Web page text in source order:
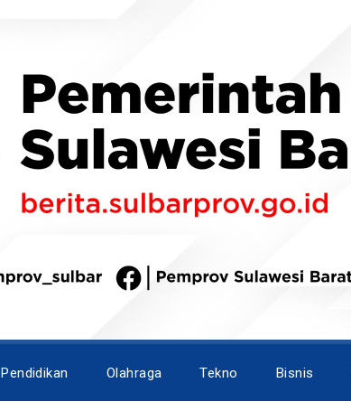
Pendidikan Olahraga Tekno Bisnis